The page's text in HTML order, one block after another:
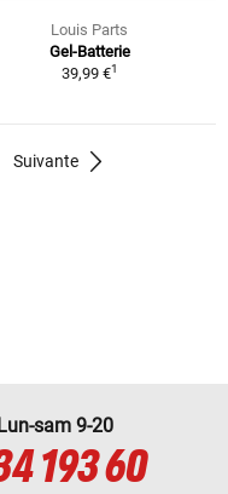
Louis Parts
Gel-Batterie
39,99 €1
Suivante
sam 9-20
193 60